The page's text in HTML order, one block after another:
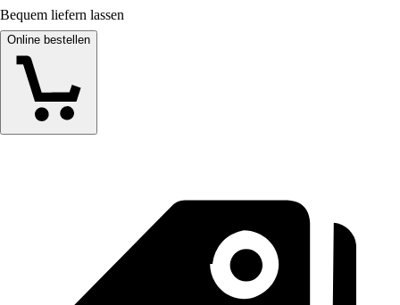
Bequem liefern lassen
Online bestellen